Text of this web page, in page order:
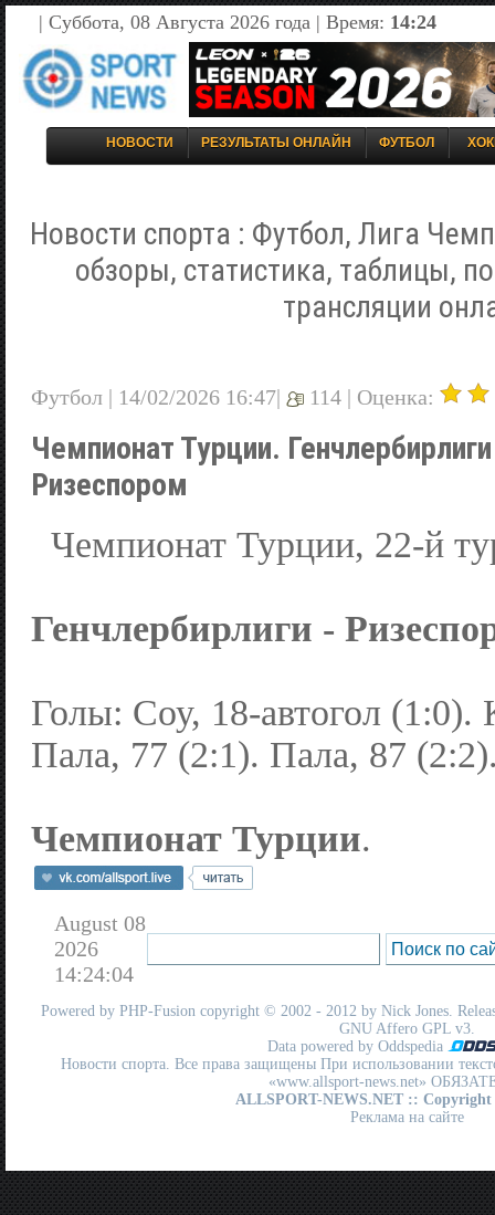
| Суббота, 08 Августа 2026 года | Время: 14:24
НОВОСТИ РЕЗУЛЬТАТЫ ОНЛАЙН ФУТБОЛ
Новости спорта : Футбол, Лига
обзоры, статистика, таблицы,
трансляции
Футбол | 14/02/2026 16:47| 114 | Оценка:
Чемпионат Турции.
Ризеспором
Чемпионат Турции, 22-й
Генчлербирлиги -
Голы: Соу, 18-автогол (1:0).
Пала, 77 (2:1). Пала, 87
Чемпионат Турции.
August 08
2026
14:24:04
Powered by PHP-Fusion copyright © 2002 - 2012 by Nick Jones.
GNU Affero GPL v3.
Data powered by Oddspedia
Новости спорта. Все права защищены При использовании
«www.allsport-news.net»
ALLSPORT-NEWS.NET :: Copyright
Реклама на сайте